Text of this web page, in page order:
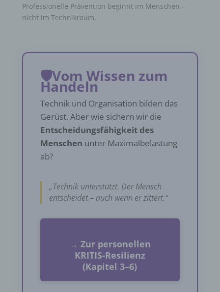
Professionelle Prävention beginnt im Menschen –
nicht im Technikraum.
🛡️Vom Wissen zum
Handeln
Technik und Organisation bilden das
Gerüst. Aber wie sichern wir die
Entscheidungsfähigkeit des
Menschen unter Maximalbelastung
ab?
„Technik unterstützt. Der Mensch
entscheidet – auch wenn er zittert.“
→ Zur personellen
KRITIS-Resilienz
(Kapitel 3–6)